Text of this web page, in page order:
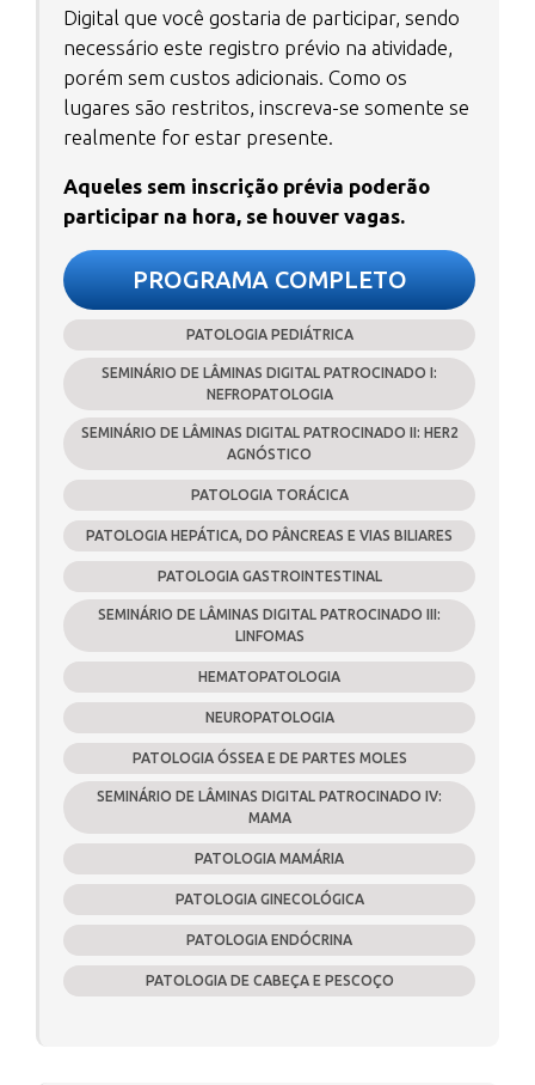
Digital que você gostaria de participar, sendo
necessário este registro prévio na atividade,
porém sem custos adicionais. Como os
lugares são restritos, inscreva-se somente se
realmente for estar presente.
Aqueles sem inscrição prévia poderão
participar na hora, se houver vagas.
PROGRAMA COMPLETO
PATOLOGIA PEDIÁTRICA
SEMINÁRIO DE LÂMINAS DIGITAL PATROCINADO I:
NEFROPATOLOGIA
SEMINÁRIO DE LÂMINAS DIGITAL PATROCINADO II: HER2
AGNÓSTICO
PATOLOGIA TORÁCICA
PATOLOGIA HEPÁTICA, DO PÂNCREAS E VIAS BILIARES
PATOLOGIA GASTROINTESTINAL
SEMINÁRIO DE LÂMINAS DIGITAL PATROCINADO III:
LINFOMAS
HEMATOPATOLOGIA
NEUROPATOLOGIA
PATOLOGIA ÓSSEA E DE PARTES MOLES
SEMINÁRIO DE LÂMINAS DIGITAL PATROCINADO IV:
MAMA
PATOLOGIA MAMÁRIA
PATOLOGIA GINECOLÓGICA
PATOLOGIA ENDÓCRINA
PATOLOGIA DE CABEÇA E PESCOÇO